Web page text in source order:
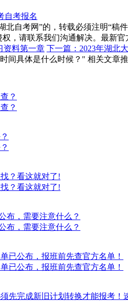
自考报名
自考网”的，转载必须注明“稿
，请联系我们沟通解决。最新
资料第一章 下一篇：2023年湖北
间具体是什么时候？" 相关文章
？
？
？看这就对了!
？看这就对了!
布，需要注意什么？
布，需要注意什么？
已公布，报班前先查官方名单！
已公布，报班前先查官方名单！
先完成新旧计划转换才能报考！